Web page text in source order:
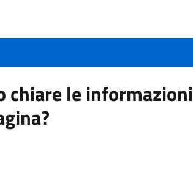
chiare le informazioni